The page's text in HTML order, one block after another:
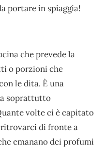
portare in spiaggia!
che prevede la
o porzioni che
le dita. È una
soprattutto
volte ci è capitato
ritrovarci di fronte a
emanano dei profumi